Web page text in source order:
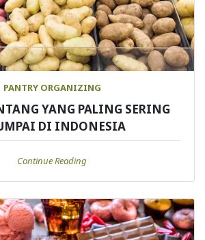
PANTRY ORGANIZING
YANG PALING SERING
DI INDONESIA
Continue Reading